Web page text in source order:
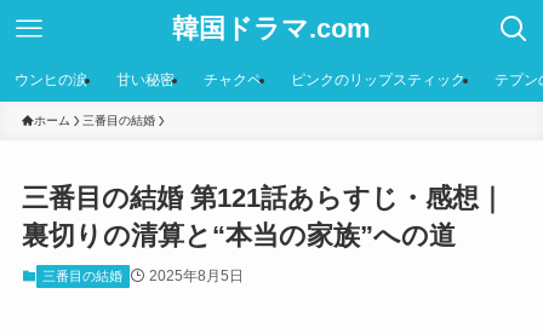
韓国ドラマ.com
ウンヒの涙 甘い秘密 チャクペ ピンクのリップスティック テプン
ホーム 三番目の結婚
三番目の結婚 第121話あらすじ・感想｜
裏切りの清算と“本当の家族”への道
三番目の結婚 2025年8月5日